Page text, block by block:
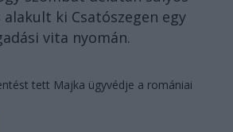
ki Csatószegen egy
vita nyomán.